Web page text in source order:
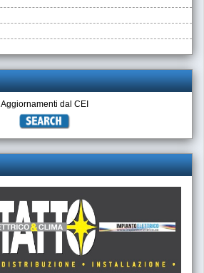
Aggiornamenti dal CEI